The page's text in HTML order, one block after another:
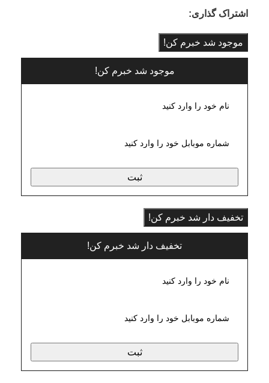
اشتراک گذاری:
موجود شد خبرم کن!
موجود شد خبرم کن!
ثبت
تخفیف دار شد خبرم کن!
تخفیف دار شد خبرم کن!
ثبت